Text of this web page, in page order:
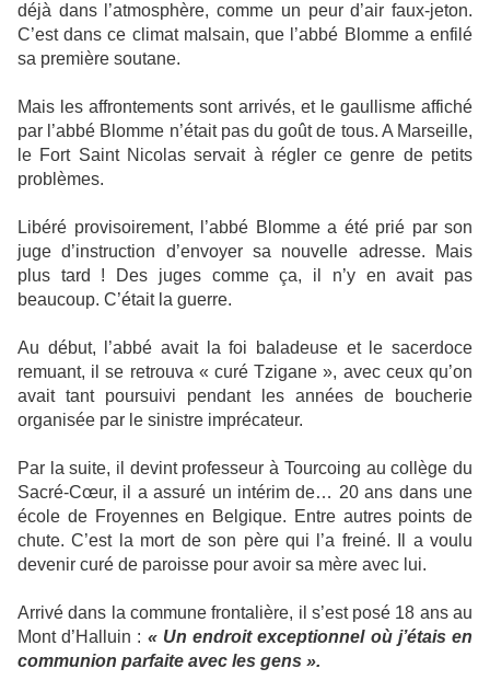
déjà dans l’atmosphère, comme un peur d’air faux-jeton.
C’est dans ce climat malsain, que l’abbé Blomme a enfilé
sa première soutane.
Mais les affrontements sont arrivés, et le gaullisme affiché
par l’abbé Blomme n’était pas du goût de tous. A Marseille,
le Fort Saint Nicolas servait à régler ce genre de petits
problèmes.
Libéré provisoirement, l’abbé Blomme a été prié par son
juge d’instruction d’envoyer sa nouvelle adresse. Mais
plus tard ! Des juges comme ça, il n’y en avait pas
beaucoup. C’était la guerre.
Au début, l’abbé avait la foi baladeuse et le sacerdoce
remuant, il se retrouva « curé Tzigane », avec ceux qu’on
avait tant poursuivi pendant les années de boucherie
organisée par le sinistre imprécateur.
Par la suite, il devint professeur à Tourcoing au collège du
Sacré-Cœur, il a assuré un intérim de… 20 ans dans une
école de Froyennes en Belgique. Entre autres points de
chute. C’est la mort de son père qui l’a freiné. Il a voulu
devenir curé de paroisse pour avoir sa mère avec lui.
Arrivé dans la commune frontalière, il s’est posé 18 ans au
Mont d’Halluin : « Un endroit exceptionnel où j’étais en
communion parfaite avec les gens ».